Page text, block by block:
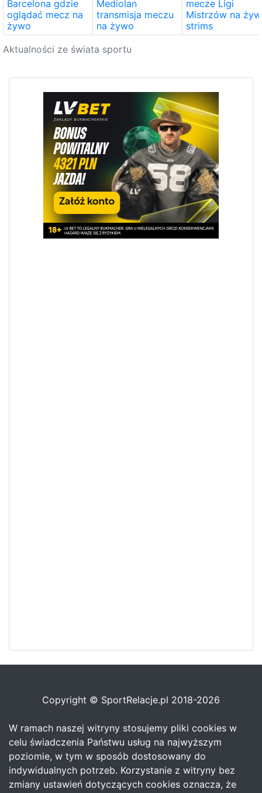
Aktualności ze świata sportu
Barcelona gdzie
oglądać mecz na
żywo
Mediolan
transmisja meczu
na żywo
mecze Ligi
Mistrzów na
strims
Copyright © SportRelacje.pl 2018-2026
W ramach naszej witryny stosujemy pliki cookies w
celu świadczenia Państwu usług na najwyższym
poziomie, w tym w sposób dostosowany do
indywidualnych potrzeb. Korzystanie z witryny bez
zmiany ustawień dotyczących cookies oznacza, że